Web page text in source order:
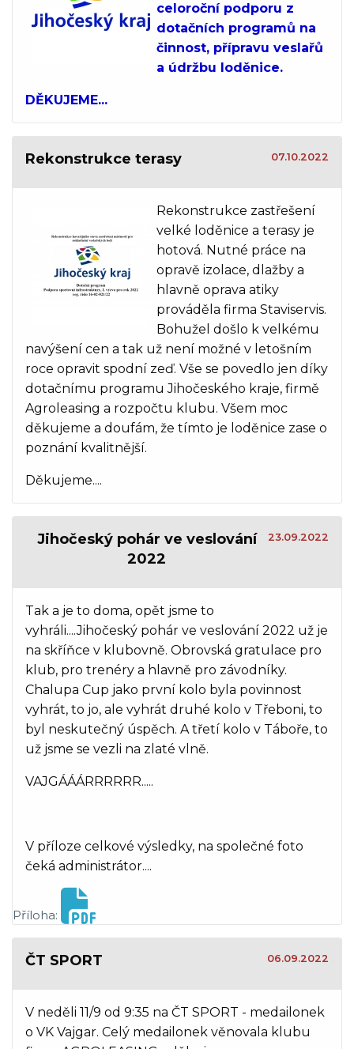
celoroční podporu z
dotačních programů na
činnost, přípravu veslařů
a údržbu loděnice.
DĚKUJEME...
Rekonstrukce terasy 07.10.2022
Rekonstrukce zastřešení
velké loděnice a terasy je
hotová. Nutné práce na
opravě izolace, dlažby a
hlavně oprava atiky
prováděla firma Staviservis.
Bohužel došlo k velkému
navýšení cen a tak už není možné v letošním
roce opravit spodní zeď. Vše se povedlo jen díky
dotačnímu programu Jihočeského kraje, firmě
Agroleasing a rozpočtu klubu. Všem moc
děkujeme a doufám, že tímto je loděnice zase o
poznání kvalitnější.
Děkujeme....
Jihočeský pohár ve veslování
2022
23.09.2022
Tak a je to doma, opět jsme to
vyhráli....Jihočeský pohár ve veslování 2022 už je
na skříňce v klubovně. Obrovská gratulace pro
klub, pro trenéry a hlavně pro závodníky.
Chalupa Cup jako první kolo byla povinnost
vyhrát, to jo, ale vyhrát druhé kolo v Třeboni, to
byl neskutečný úspěch. A třetí kolo v Táboře, to
už jsme se vezli na zlaté vlně.
VAJGÁÁÁRRRRRR.....
V příloze celkové výsledky, na společné foto
čeká administrátor....
Příloha:
ČT SPORT 06.09.2022
V neděli 11/9 od 9:35 na ČT SPORT - medailonek
o VK Vajgar. Celý medailonek věnovala klubu